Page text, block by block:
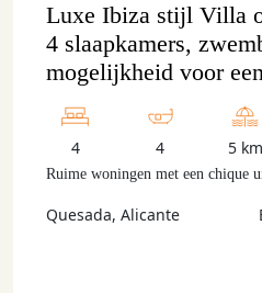
Luxe Ibiza stijl Villa
4 slaapkamers,
mogelijkheid voor
4 4 5 km
Ruime woningen met een chique
Quesada, Alicante